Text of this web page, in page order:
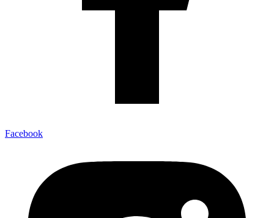
Facebook